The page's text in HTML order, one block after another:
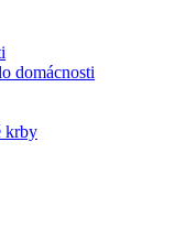
domácnosti
krby